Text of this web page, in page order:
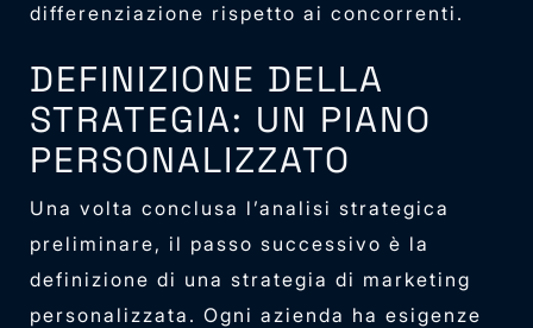
differenziazione rispetto ai concorrenti.
DEFINIZIONE DELLA
STRATEGIA: UN PIANO
PERSONALIZZATO
Una volta conclusa l’analisi strategica
preliminare, il passo successivo è la
definizione di una strategia di marketing
personalizzata. Ogni azienda ha esigenze